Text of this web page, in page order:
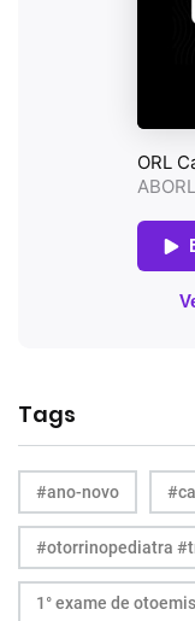
Tags
#ano-novo
#otorrinopediatra
1° exame de